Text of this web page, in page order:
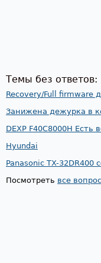
Темы без ответов:
Recovery/Full firmware
Занижена дежурка в
DEXP F40C8000H Есть
Hyundai
Panasonic TX-32DR400
Посмотреть все